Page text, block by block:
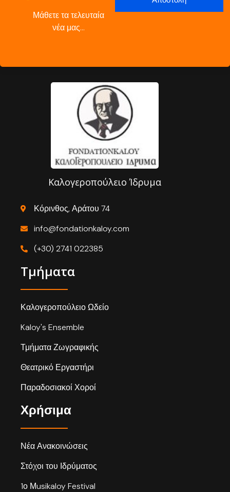
Μάθετε τα τελευταία
νέα μας…
Καλογεροπούλειο Ίδρυμα
Κόρινθος, Αράτου 74
info@fondationkaloy.com
(+30) 2741 022385
Τμήματα
Καλογεροπούλειο Ωδείο
Kaloy's Ensemble
Τμήματα Ζωγραφικής
Θεατρικό Εργαστήρι
Παραδοσιακοί Χοροί
Χρήσιμα
Νέα Ανακοινώσεις
Στόχοι του Ιδρύματος
1ο Μusikaloy Festival